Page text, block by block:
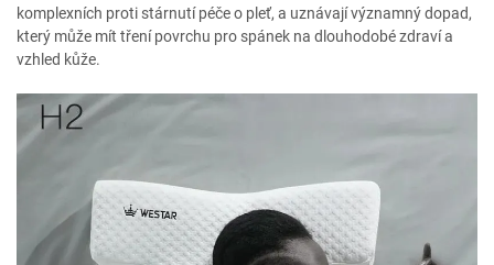
komplexních proti stárnutí péče o pleť, a uznávají významný dopad,
který může mít tření povrchu pro spánek na dlouhodobé zdraví a
vzhled kůže.